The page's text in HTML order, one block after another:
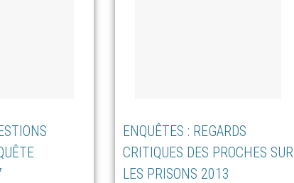
ENQUÊTES : REGARDS
CRITIQUES DES PROCHES SUR
LES PRISONS 2013